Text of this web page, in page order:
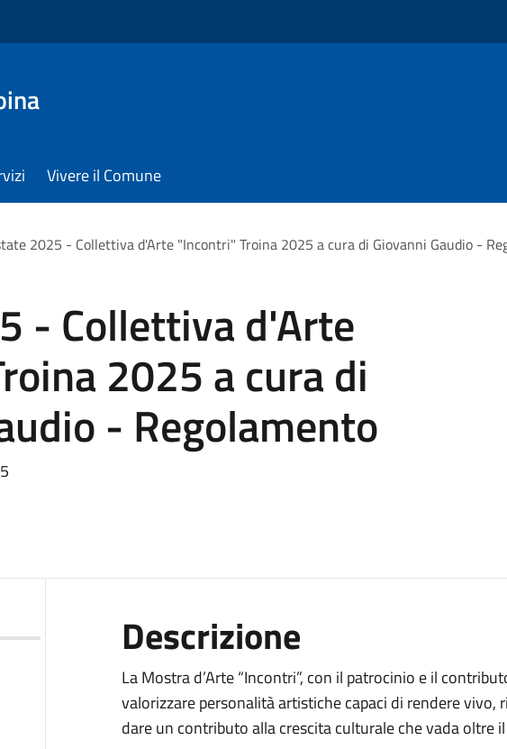
Vivere il Comune
2025 - Collettiva d'Arte "Incontri" Troina 2025 a cura di Giovanni Gaudio -
- Collettiva d'Arte
2025 a cura di
- Regolamento
Descrizione
La Mostra d’Arte “Incontri”, con il patrocinio e il
valorizzare personalità artistiche capaci di rendere
dare un contributo alla crescita culturale che vada oltre